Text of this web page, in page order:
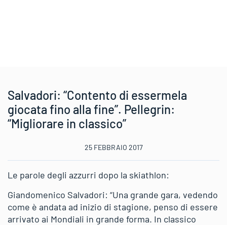
Salvadori: “Contento di essermela
giocata fino alla fine”. Pellegrin:
“Migliorare in classico”
25 FEBBRAIO 2017
Le parole degli azzurri dopo la skiathlon:
Giandomenico Salvadori: “Una grande gara, vedendo
come è andata ad inizio di stagione, penso di essere
arrivato ai Mondiali in grande forma. In classico